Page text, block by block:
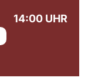
14:00 UHR